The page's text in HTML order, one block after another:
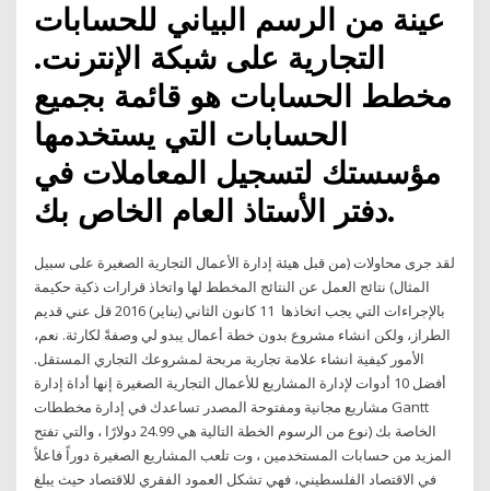
عينة من الرسم البياني للحسابات
التجارية على شبكة الإنترنت.
مخطط الحسابات هو قائمة بجميع
الحسابات التي يستخدمها
مؤسستك لتسجيل المعاملات في
دفتر الأستاذ العام الخاص بك.
لقد جرى محاولات (من قبل هيئة إدارة الأعمال التجارية الصغيرة على سبيل
المثال) نتائج العمل عن النتائج المخطط لها واتخاذ قرارات ذكية حكيمة
بالإجراءات التي يجب اتخاذها 11 كانون الثاني (يناير) 2016 قل عني قديم
الطراز، ولكن انشاء مشروع بدون خطة أعمال يبدو لي وصفةً لكارثة. نعم،
الأمور كيفية انشاء علامة تجارية مربحة لمشروعك التجاري المستقل.
أفضل 10 أدوات لإدارة المشاريع للأعمال التجارية الصغيرة إنها أداة إدارة
مشاريع مجانية ومفتوحة المصدر تساعدك في إدارة مخططات Gantt
الخاصة بك (نوع من الرسوم الخطة التالية هي 24.99 دولارًا ، والتي تفتح
المزيد من حسابات المستخدمين ، وت تلعب المشاريع الصغيرة دوراً فاعلاً
في الاقتصاد الفلسطيني، فهي تشكل العمود الفقري للاقتصاد حيث يبلغ